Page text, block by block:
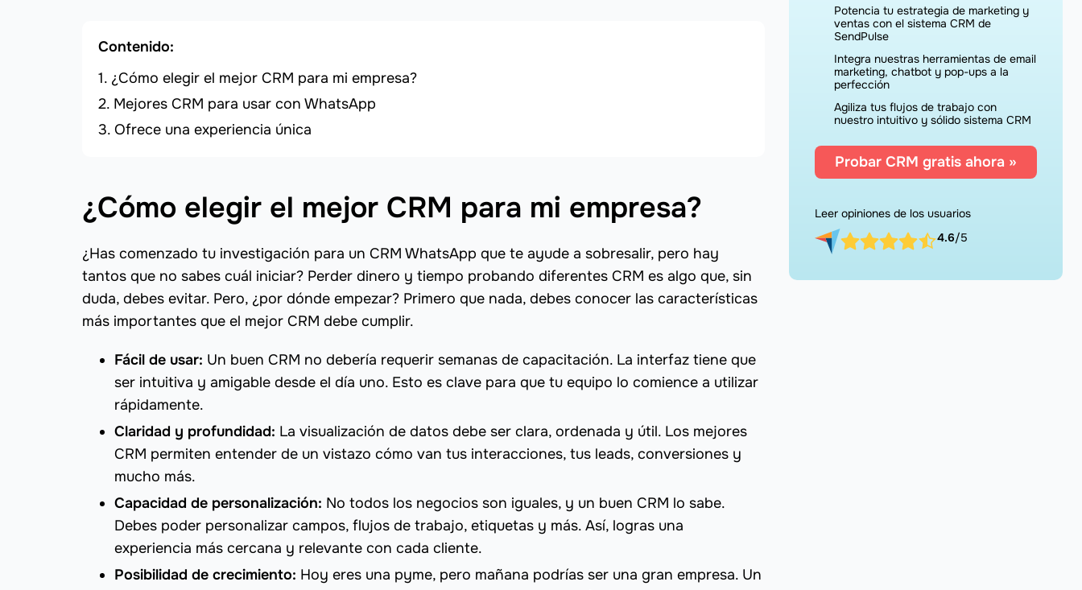
Contenido:
¿Cómo elegir el mejor CRM para mi empresa?
Mejores CRM para usar con WhatsApp
Ofrece una experiencia única
¿Cómo elegir el mejor CRM para mi empresa?
¿Has comenzado tu investigación para un CRM WhatsApp que te ayude a sobresalir, pero hay
tantos que no sabes cuál iniciar? Perder dinero y tiempo probando diferentes CRM es algo que, sin
duda, debes evitar. Pero, ¿por dónde empezar? Primero que nada, debes conocer las características
más importantes que el mejor CRM debe cumplir.
Fácil de usar: Un buen CRM no debería requerir semanas de capacitación. La interfaz tiene que
ser intuitiva y amigable desde el día uno. Esto es clave para que tu equipo lo comience a utilizar
rápidamente.
Claridad y profundidad: La visualización de datos debe ser clara, ordenada y útil. Los mejores
CRM permiten entender de un vistazo cómo van tus interacciones, tus leads, conversiones y
mucho más.
Capacidad de personalización: No todos los negocios son iguales, y un buen CRM lo sabe.
Debes poder personalizar campos, flujos de trabajo, etiquetas y más. Así, logras una
experiencia más cercana y relevante con cada cliente.
Posibilidad de crecimiento: Hoy eres una pyme, pero mañana podrías ser una gran empresa. Un
Potencia tu estrategia de marketing y
ventas con el sistema CRM de
SendPulse
Integra nuestras herramientas de email
marketing, chatbot y pop-ups a la
perfección
Agiliza tus flujos de trabajo con
nuestro intuitivo y sólido sistema CRM
Probar CRM gratis ahora »
Leer opiniones de los usuarios
4.6/5